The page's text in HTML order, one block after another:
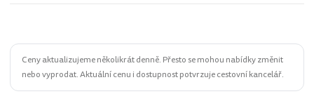
Ceny aktualizujeme několikrát denně. Přesto se mohou nabídky změnit
nebo vyprodat. Aktuální cenu i dostupnost potvrzuje cestovní kancelář.